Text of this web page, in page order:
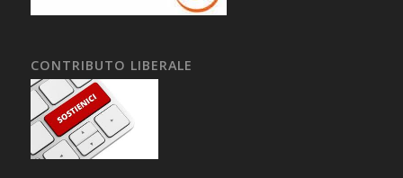
CONTRIBUTO LIBERALE